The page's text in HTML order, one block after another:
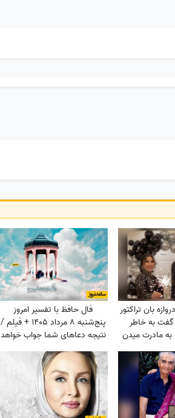
بان تراکتور
گفت به خاطر
مادرت میدن
ما حواله
فال حافظ با تفسیر امروز
پنج‌شنبه 8 مرداد 1405 + فیلم /
نتیجه دعاهای شما جواب خواهد
داد درهای بسته به روی شما باز
می‌شوند